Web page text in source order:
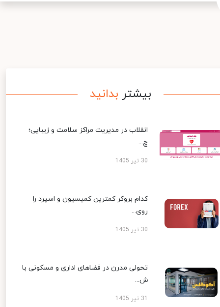
بیشتر بدانید
انقلاب در مدیریت مراکز سلامت و زیبایی؛
چ...
30 تیر 1405
کدام بروکر کمترین کمیسیون و اسپرد را
روی...
30 تیر 1405
تحولی مدرن در فضاهای اداری و مسکونی با
ش...